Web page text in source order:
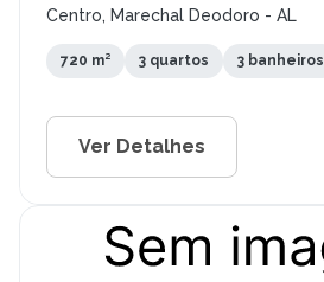
Centro, Marechal Deodoro - AL
720 m² 3 quartos 3 banheiros
Ver Detalhes